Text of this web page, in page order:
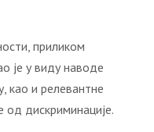
приликом
је у виду наводе
као и релевантне
од дискриминације.